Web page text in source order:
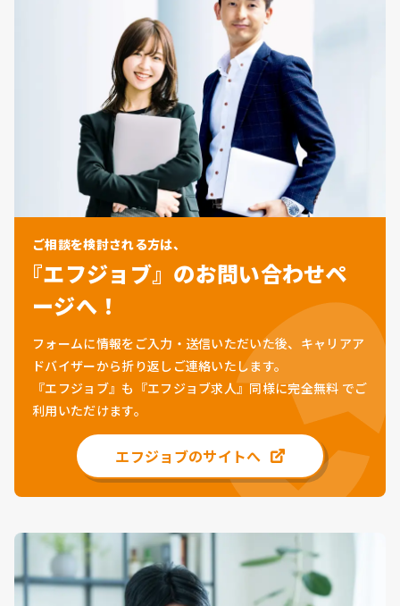
ご相談を検討される方は、
『エフジョブ』のお問い合わせペ
ージへ！
フォームに情報をご入力・送信いただいた後、キャリアア
ドバイザーから折り返しご連絡いたします。
『エフジョブ』も『エフジョブ求人』同様に完全無料 でご
利用いただけます。
エフジョブのサイトへ